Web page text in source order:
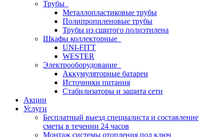
Трубы
Металлопластиковые трубы
Полипропиленовые трубы
Трубы из сшитого полиэтилена
Шкафы коллекторные
UNI-FITT
WESTER
Электрооборудование
Аккумуляторные батареи
Источники питания
Стабилизаторы и защита сети
Акции
Услуги
Бесплатный выезд специалиста и составление
сметы в течении 24 часов
Монтаж системы отопления под ключ